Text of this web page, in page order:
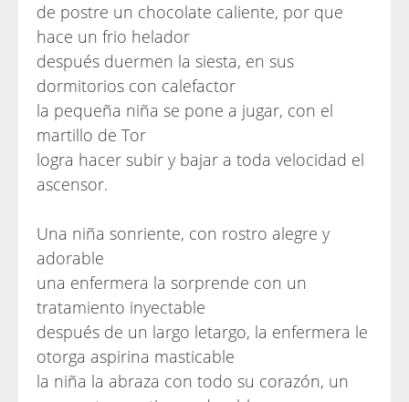
de postre un chocolate caliente, por que
hace un frio helador
después duermen la siesta, en sus
dormitorios con calefactor
la pequeña niña se pone a jugar, con el
martillo de Tor
logra hacer subir y bajar a toda velocidad el
ascensor.
Una niña sonriente, con rostro alegre y
adorable
una enfermera la sorprende con un
tratamiento inyectable
después de un largo letargo, la enfermera le
otorga aspirina masticable
la niña la abraza con todo su corazón, un